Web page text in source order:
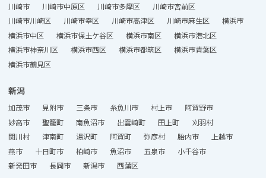
川崎市 川崎市中原区 川崎市多摩区
川崎市宮前区
川崎市川崎区
川崎市幸区 川崎市高津区 川崎市麻生区
横浜市
横浜市中区
横浜市保土ケ谷区 横浜市南区
横浜市港北区
横浜市神奈川区
横浜市西区 横浜市都筑区
横浜市青葉区
横浜市鶴見区
新潟
加茂市 見附市 三条市 糸魚川市 村上市
阿賀野市
妙高市
聖籠町 南魚沼市 出雲崎町 田上町
刈羽村
関川村
津南町 湯沢町 阿賀町 弥彦村 胎内市
上越市
燕市
十日町市 柏崎市 魚沼市 五泉市
小千谷市
新発田市
長岡市 新潟市 西蒲区